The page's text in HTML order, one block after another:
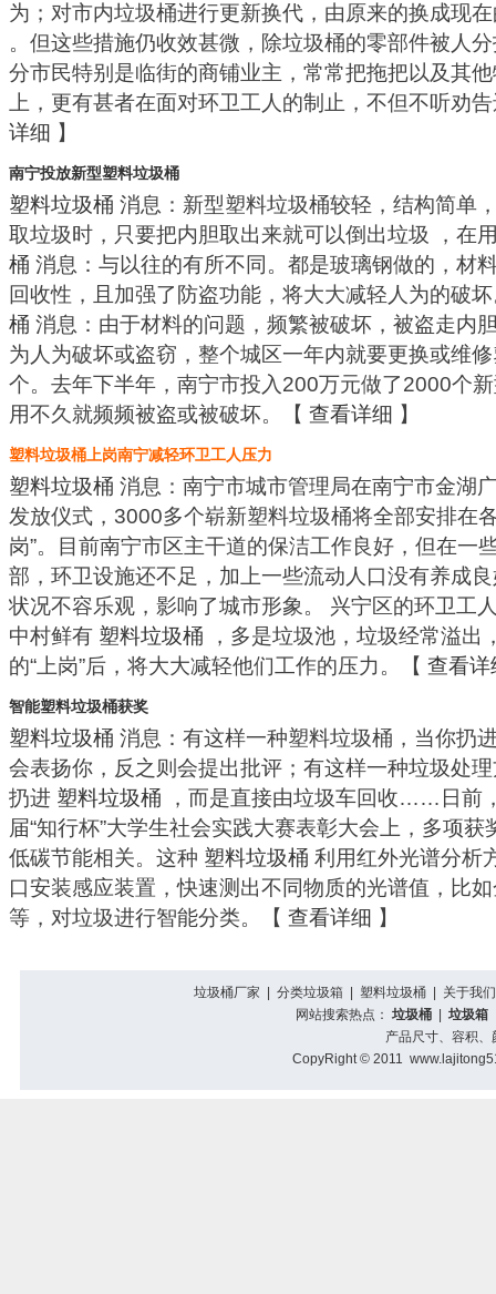
为；对市内垃圾桶进行更新换代，由原来的换成现
。但这些措施仍收效甚微，除垃圾桶的零部件被人
分市民特别是临街的商铺业主，常常把拖把以及其
上，更有甚者在面对环卫工人的制止，不但不听劝
详细 】
南宁投放新型塑料垃圾桶
塑料垃圾桶 消息：新型塑料垃圾桶较轻，结构简单
取垃圾时，只要把内胆取出来就可以倒出垃圾 ，在
桶 消息：与以往的有所不同。都是玻璃钢做的，材
回收性，且加强了防盗功能，将大大减轻人为的破
桶 消息：由于材料的问题，频繁被破坏，被盗走内
为人为破坏或盗窃，整个城区一年内就要更换或维
个。去年下半年，南宁市投入200万元做了2000个
用不久就频频被盗或被破坏。【 查看详细 】
塑料垃圾桶上岗南宁减轻环卫工人压力
塑料垃圾桶 消息：南宁市城市管理局在南宁市金湖
发放仪式，3000多个崭新塑料垃圾桶将全部安排在
岗”。目前南宁市区主干道的保洁工作良好，但在一
部，环卫设施还不足，加上一些流动人口没有养成
状况不容乐观，影响了城市形象。 兴宁区的环卫工
中村鲜有 塑料垃圾桶 ，多是垃圾池，垃圾经常溢出
的“上岗”后，将大大减轻他们工作的压力。【 查看详
智能塑料垃圾桶获奖
塑料垃圾桶 消息：有这样一种塑料垃圾桶，当你扔
会表扬你，反之则会提出批评；有这样一种垃圾处
扔进 塑料垃圾桶 ，而是直接由垃圾车回收……日前
届“知行杯”大学生社会实践大赛表彰大会上，多项
低碳节能相关。这种 塑料垃圾桶 利用红外光谱分析
口安装感应装置，快速测出不同物质的光谱值，比
等，对垃圾进行智能分类。【 查看详细 】
垃圾桶厂家 |分类垃圾箱 |塑料垃圾桶
关于我们
网站搜索热点： 垃圾桶 垃圾箱
产品尺寸、容积
CopyRight © 2011